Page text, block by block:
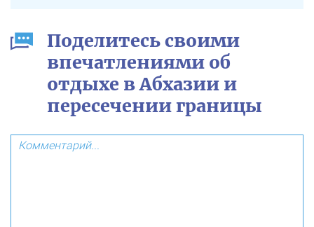
Поделитесь своими
впечатлениями об
отдыхе в Абхазии и
пересечении границы